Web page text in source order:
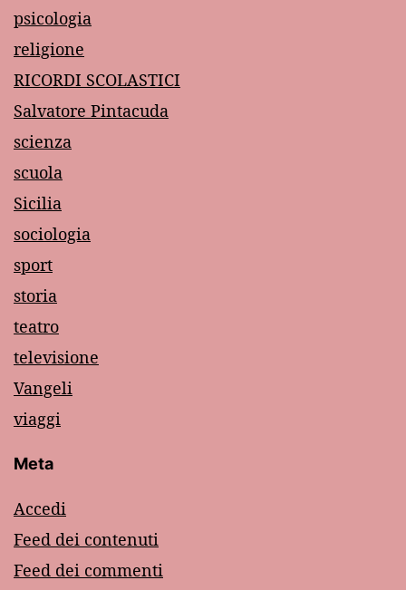
psicologia
religione
RICORDI SCOLASTICI
Salvatore Pintacuda
scienza
scuola
Sicilia
sociologia
sport
storia
teatro
televisione
Vangeli
viaggi
Meta
Accedi
Feed dei contenuti
Feed dei commenti